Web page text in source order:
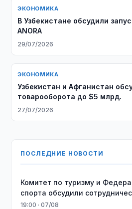
ЭКОНОМИКА
В Узбекистане обсудили
ANORA
29/07/2026
ЭКОНОМИКА
Узбекистан и Афганистан
товарооборота до $5 млрд.
27/07/2026
ПОСЛЕДНИЕ НОВОСТИ
Комитет по туризму и
спорта обсудили
19:00 · 07/08